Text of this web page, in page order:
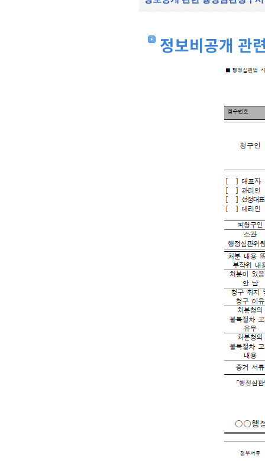
정보비공개 관